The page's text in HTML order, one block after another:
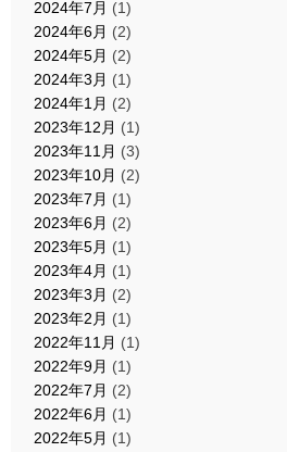
2024年7月 (1)
2024年6月 (2)
2024年5月 (2)
2024年3月 (1)
2024年1月 (2)
2023年12月 (1)
2023年11月 (3)
2023年10月 (2)
2023年7月 (1)
2023年6月 (2)
2023年5月 (1)
2023年4月 (1)
2023年3月 (2)
2023年2月 (1)
2022年11月 (1)
2022年9月 (1)
2022年7月 (2)
2022年6月 (1)
2022年5月 (1)